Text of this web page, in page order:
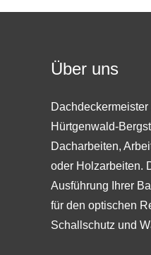
Über uns
Hürtgenwald-
Dacharbeiten,
oder Holzarbeiten.
Ausführung Ihrer
für den optischen
Schallschutz und